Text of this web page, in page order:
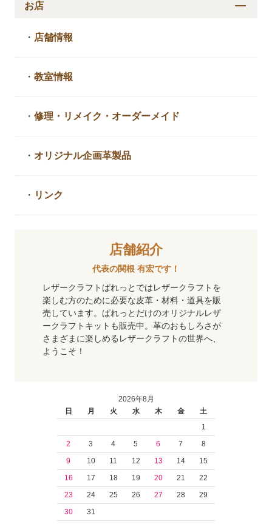
お店
・ 店舗情報
・教室情報
・修理・リメイク・ オーダーメイド
・ オリジナル企画革製品
・ リンク
店舗紹介
代表の関根 有宏です！
レザークラフトぱれっとではレザークラフトを
楽しむ方のために必要な皮革・材料・道具を販
売しています。ぱれっとだけのオリジナルレザ
ークラフトキットも販売中。革のおもしろさが
さまざまに楽しめるレザークラフトの世界へ、
ようこそ！
2026年8月
日
月 火 水 木 金
土
1
2
3 4 5 6 7
8
9
10 11 12 13 14
15
16
17 18 19 20 21
22
23
24 25 26 27 28
29
30
31